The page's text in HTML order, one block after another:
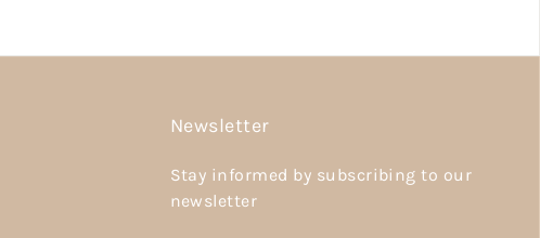
Newsletter
Stay informed by subscribing to our
newsletter